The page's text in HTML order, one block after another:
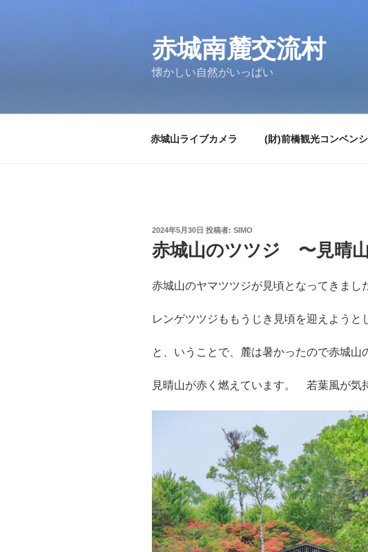
赤城南麓交流村
懐かしい自然がいっぱい
赤城山ライブカメラ (財)前橋観光コンベン
投
日:
2024年5月30日 投稿者: SIMO
赤城山のツツジ 〜見晴
赤城山のヤマツツジが見頃となってきまし
レンゲツツジももうじき見頃を迎えようと
と、いうことで、麓は暑かったので赤城山
見晴山が赤く燃えています。 若葉風が気